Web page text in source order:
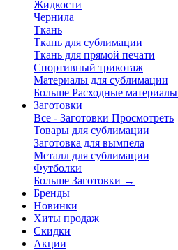
Жидкости
Чернила
Ткань
Ткань для сублимации
Ткань для прямой печати
Спортивный трикотаж
Материалы для сублимации
Больше Расходные материалы
Заготовки
Все - Заготовки Просмотреть
Товары для сублимации
Заготовка для вымпела
Металл для сублимации
Футболки
Больше Заготовки →
Бренды
Новинки
Хиты продаж
Скидки
Акции